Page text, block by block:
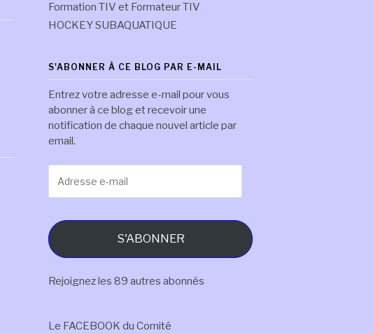
Formation TIV et Formateur TIV
HOCKEY SUBAQUATIQUE
S'ABONNER À CE BLOG PAR E-MAIL
Entrez votre adresse e-mail pour vous
abonner à ce blog et recevoir une
notification de chaque nouvel article par
email.
e-
S'ABONNER
Rejoignez les 89 autres abonnés
Le FACEBOOK du Comité